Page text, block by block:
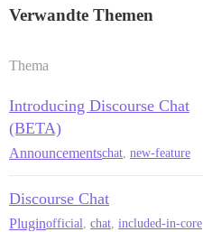
Verwandte Themen
Thema
Introducing Discourse Chat
(BETA)
Announcementschat, new-feature
Discourse Chat
Pluginofficial, chat, included-in-core